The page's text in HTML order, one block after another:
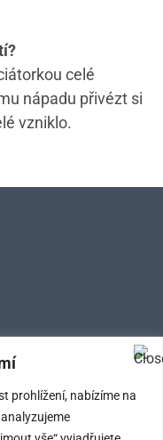
prohlížení, nabízíme na
celé
nápadu přivézt si
vzniklo.